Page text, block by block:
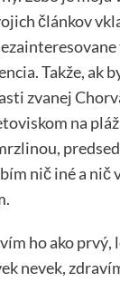
článkov
Takže, ak
zvanej
na
nič iné a nič
ho ako prvý,
nevek,